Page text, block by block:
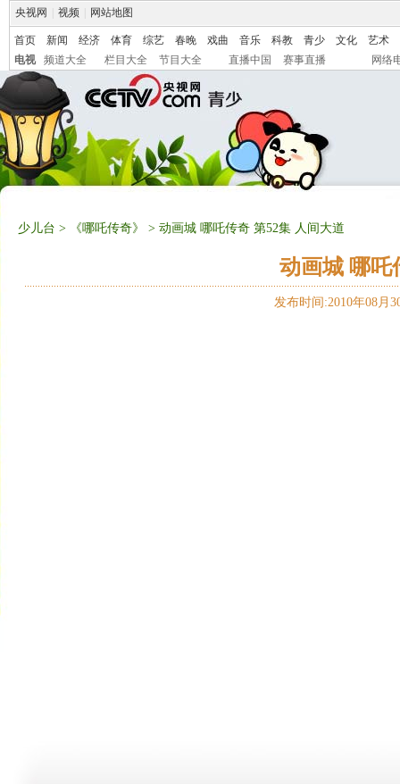
央视网 视频 网站地图
首页 新闻 经济 体育 综艺 春晚 戏曲 音乐 科教 青少 文化
艺术
电视
频道大全 栏目大全 节目大全 直播中国 赛事直播 网络
少儿台 > 《哪吒传奇》 > 动画城 哪吒传奇 第52集 人间大道
动画城 哪吒
发布时间:2010年08月